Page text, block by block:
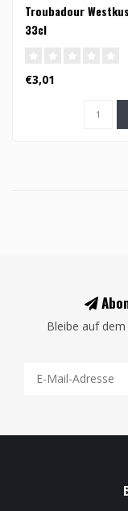
Troubadour
33cl
€3,01
Bleibe auf